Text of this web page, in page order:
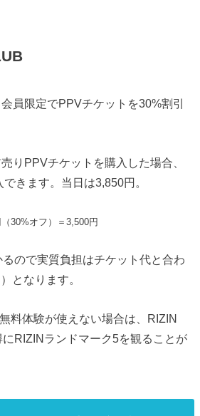
員限定でPPVチケットを30%割引
りPPVチケットを購入した場合、
きます。当日は3,850円。
30%オフ）＝3,500円
ので実質負担はチケット代と合わ
となります。
料体験が使えない場合は、RIZIN
RIZINランドマーク5を観ることが